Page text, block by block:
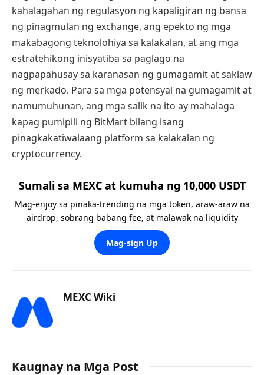
kahalagahan ng regulasyon ng kapaligiran ng bansa
ng pinagmulan ng exchange, ang epekto ng mga
makabagong teknolohiya sa kalakalan, at ang mga
estratehikong inisyatiba sa paglago na
nagpapahusay sa karanasan ng gumagamit at saklaw
ng merkado. Para sa mga potensyal na gumagamit at
namumuhunan, ang mga salik na ito ay mahalaga
kapag pumipili ng BitMart bilang isang
pinagkakatiwalaang platform sa kalakalan ng
cryptocurrency.
Sumali sa MEXC at kumuha ng 10,000 USDT
Mag-enjoy sa pinaka-trending na mga token, araw-araw na
airdrop, sobrang babang fee, at malawak na liquidity
Mag-sign Up
MEXC Wiki
Kaugnay na Mga Post